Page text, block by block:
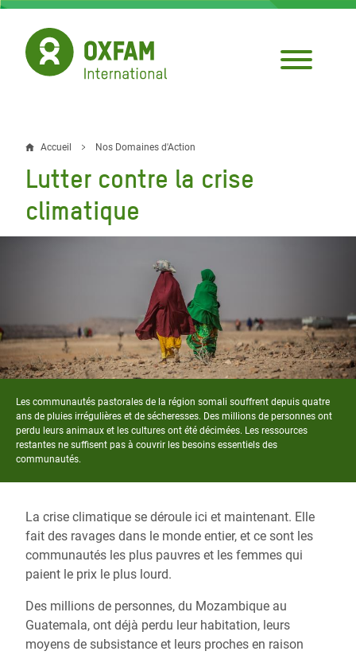
Aller
contenu
principal
Fil
d'Ariane
Accueil Nos Domaines d'Action
Lutter contre la crise
climatique
Les communautés pastorales de la région somali souffrent depuis quatre
ans de pluies irrégulières et de sécheresses. Des millions de personnes ont
perdu leurs animaux et les cultures ont été décimées. Les ressources
restantes ne suffisent pas à couvrir les besoins essentiels des
communautés.
La crise climatique se déroule ici et maintenant. Elle
fait des ravages dans le monde entier, et ce sont les
communautés les plus pauvres et les femmes qui
paient le prix le plus lourd.
Des millions de personnes, du Mozambique au
Guatemala, ont déjà perdu leur habitation, leurs
moyens de subsistance et leurs proches en raison